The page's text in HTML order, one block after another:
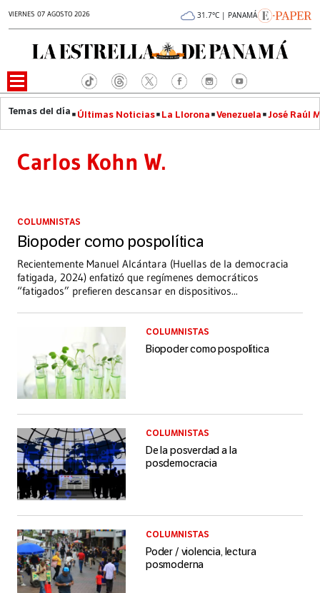
VIERNES 07 AGOSTO 2026 31.7°C | PANAMÁ
Últimas Noticias La Llorona Venezuela José Raúl
Carlos Kohn W.
COLUMNISTAS
Biopoder como pospolítica
Recientemente Manuel Alcántara (Huellas de la democracia
fatigada, 2024) enfatizó que regímenes democráticos
“fatigados” prefieren descansar en dispositivos...
COLUMNISTAS
Biopoder como pospolítica
COLUMNISTAS
De la posverdad a la
posdemocracia
COLUMNISTAS
Poder / violencia, lectura
posmoderna